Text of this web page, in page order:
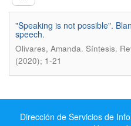
"Speaking is not possible".
speech.
Olivares, Amanda. Síntesis.
(2020); 1-21
Dirección de Servicios de